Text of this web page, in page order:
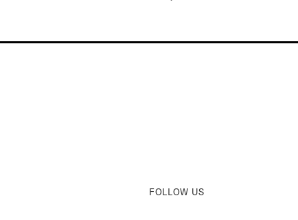
FOLLOW US